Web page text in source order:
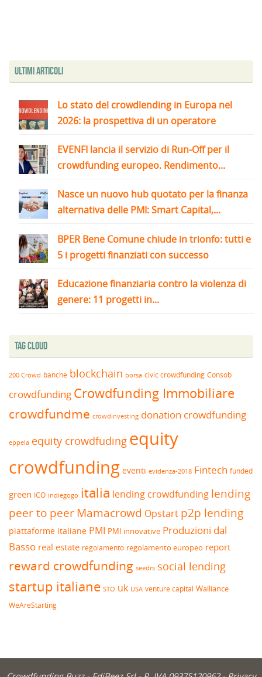
Ultimi articoli
Lo stato del crowdlending in Europa nel
2026: la prospettiva di un operatore
EVENFI lancia il servizio di Run-Off per il
crowdfunding europeo. Rendimento...
Nasce un nuovo hub quotato per la finanza
alternativa delle PMI: Smart Capital,...
BPER Bene Comune chiude in trionfo: tutti e
5 i progetti finanziati con successo
Educazione finanziaria contro la violenza di
genere: 11 progetti in...
Tag Cloud
200 Crowd banche blockchain borsa civic crowdfunding Consob
crowdfunding Crowdfunding Immobiliare
crowdfundme crowdinvesting donation crowdfunding
eppela equity crowdfuding equity
crowdfunding eventi evidenza-2018 Fintech funded
green ICO indiegogo italia lending crowdfunding lending
peer to peerMamacrowd Opstart p2p lending
piattaforme italiane PMI PMI innovative Produzioni dal
Basso real estate regolamento regolamento europeo report
reward crowdfunding seedrs social lending
startup italiane STO uk USA venture capital Walliance
WeAreStarting